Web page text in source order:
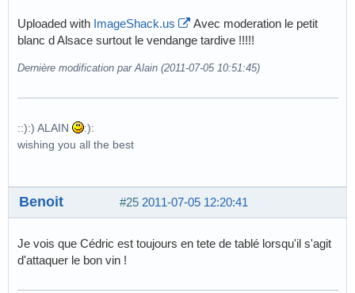
Uploaded with ImageShack.us
Avec moderation le petit
blanc d Alsace surtout le vendange tardive !!!!!
Dernière modification par Alain (2011-07-05 10:51:45)
::):) ALAIN
:):
wishing you all the best
#25 2011-07-05 12:20:41
Benoit
Je vois que Cédric est toujours en tete de tablé lorsqu'il s'agit
d'attaquer le bon vin !